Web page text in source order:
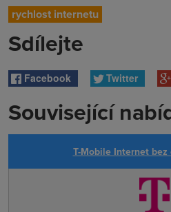
rychlost internetu
Sdílejte
Facebook Twitter
Související
T-Mobile Internet